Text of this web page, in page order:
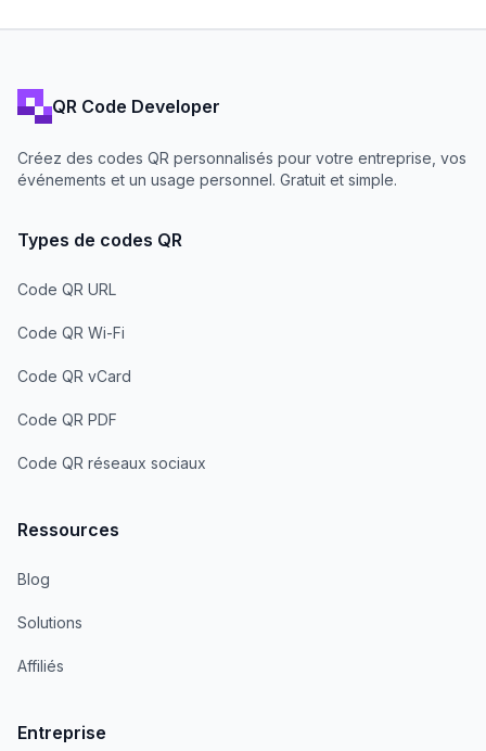
QR Code Developer
Créez des codes QR personnalisés pour votre entreprise, vos
événements et un usage personnel. Gratuit et simple.
Types de codes QR
Code QR URL
Code QR Wi-Fi
Code QR vCard
Code QR PDF
Code QR réseaux sociaux
Ressources
Blog
Solutions
Affiliés
Entreprise